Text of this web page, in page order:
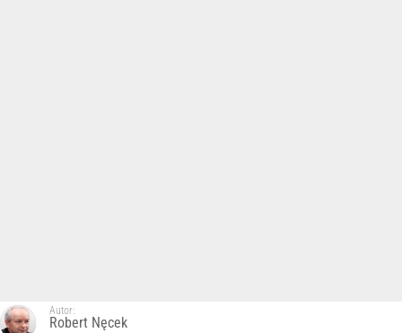
Autor:
Robert Nęcek